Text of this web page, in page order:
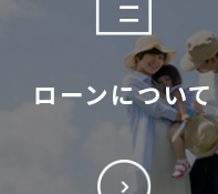
ローンについて